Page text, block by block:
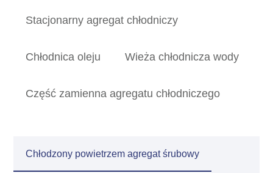
Stacjonarny agregat chłodniczy
Chłodnica oleju Wieża chłodnicza wody
Część zamienna agregatu chłodniczego
Chłodzony powietrzem agregat śrubowy